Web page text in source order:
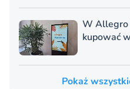
W Allegro
kupować
Pokaż